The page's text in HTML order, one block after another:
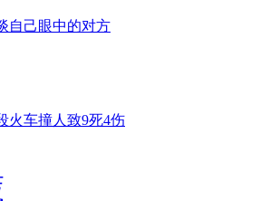
自己眼中的对方
火车撞人致9死4伤